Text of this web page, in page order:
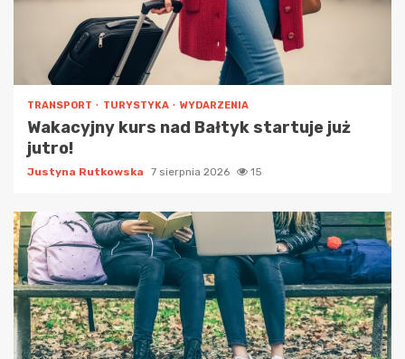
TRANSPORT TURYSTYKA WYDARZENIA
Wakacyjny kurs nad Bałtyk startuje już
jutro!
Justyna Rutkowska 7 sierpnia 2026 15